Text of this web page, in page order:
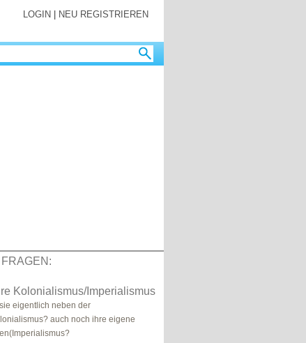
LOGIN NEU REGISTRIEREN
Kolonialismus/Imperialismus
eigentlich neben der
auch noch ihre eigene